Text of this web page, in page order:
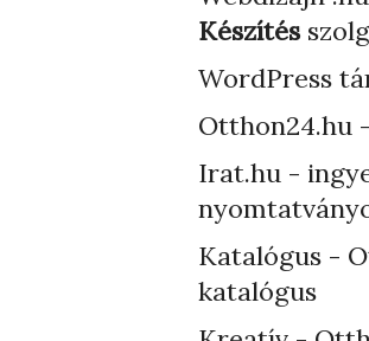
Készítés
WordPress
Otthon24.hu
Irat.hu -
Katalógus -
katalógus